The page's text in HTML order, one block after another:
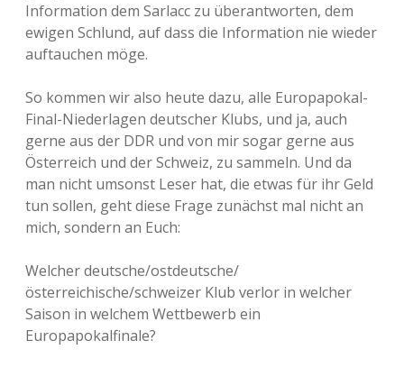
Information dem Sarlacc zu überantworten, dem
ewigen Schlund, auf dass die Information nie wieder
auftauchen möge.
So kommen wir also heute dazu, alle Europapokal-
Final-Niederlagen deutscher Klubs, und ja, auch
gerne aus der DDR und von mir sogar gerne aus
Österreich und der Schweiz, zu sammeln. Und da
man nicht umsonst Leser hat, die etwas für ihr Geld
tun sollen, geht diese Frage zunächst mal nicht an
mich, sondern an Euch:
Welcher deutsche/ostdeutsche/
österreichische/schweizer Klub verlor in welcher
Saison in welchem Wettbewerb ein
Europapokalfinale?